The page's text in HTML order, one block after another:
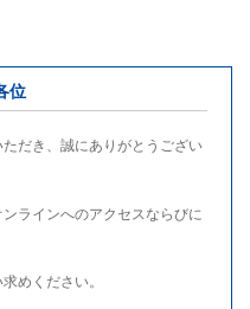
位
だき、誠にありがとうござい
ラインへのアクセスならびに
めください。